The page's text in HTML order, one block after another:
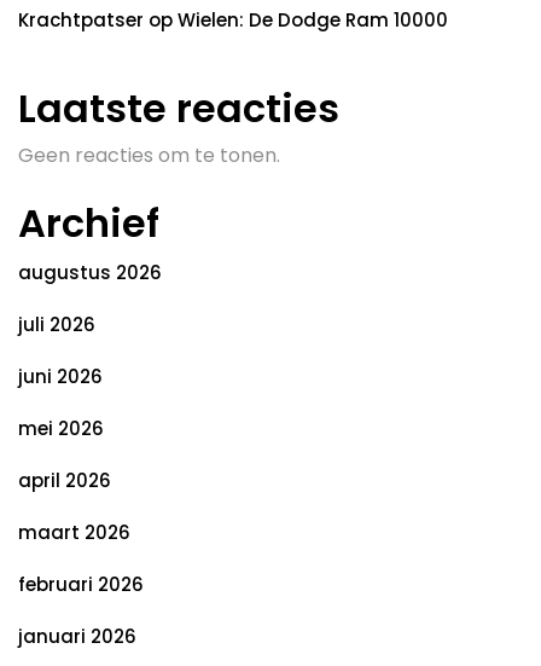
Krachtpatser op Wielen: De Dodge Ram 10000
Laatste reacties
Geen reacties om te tonen.
Archief
augustus 2026
juli 2026
juni 2026
mei 2026
april 2026
maart 2026
februari 2026
januari 2026